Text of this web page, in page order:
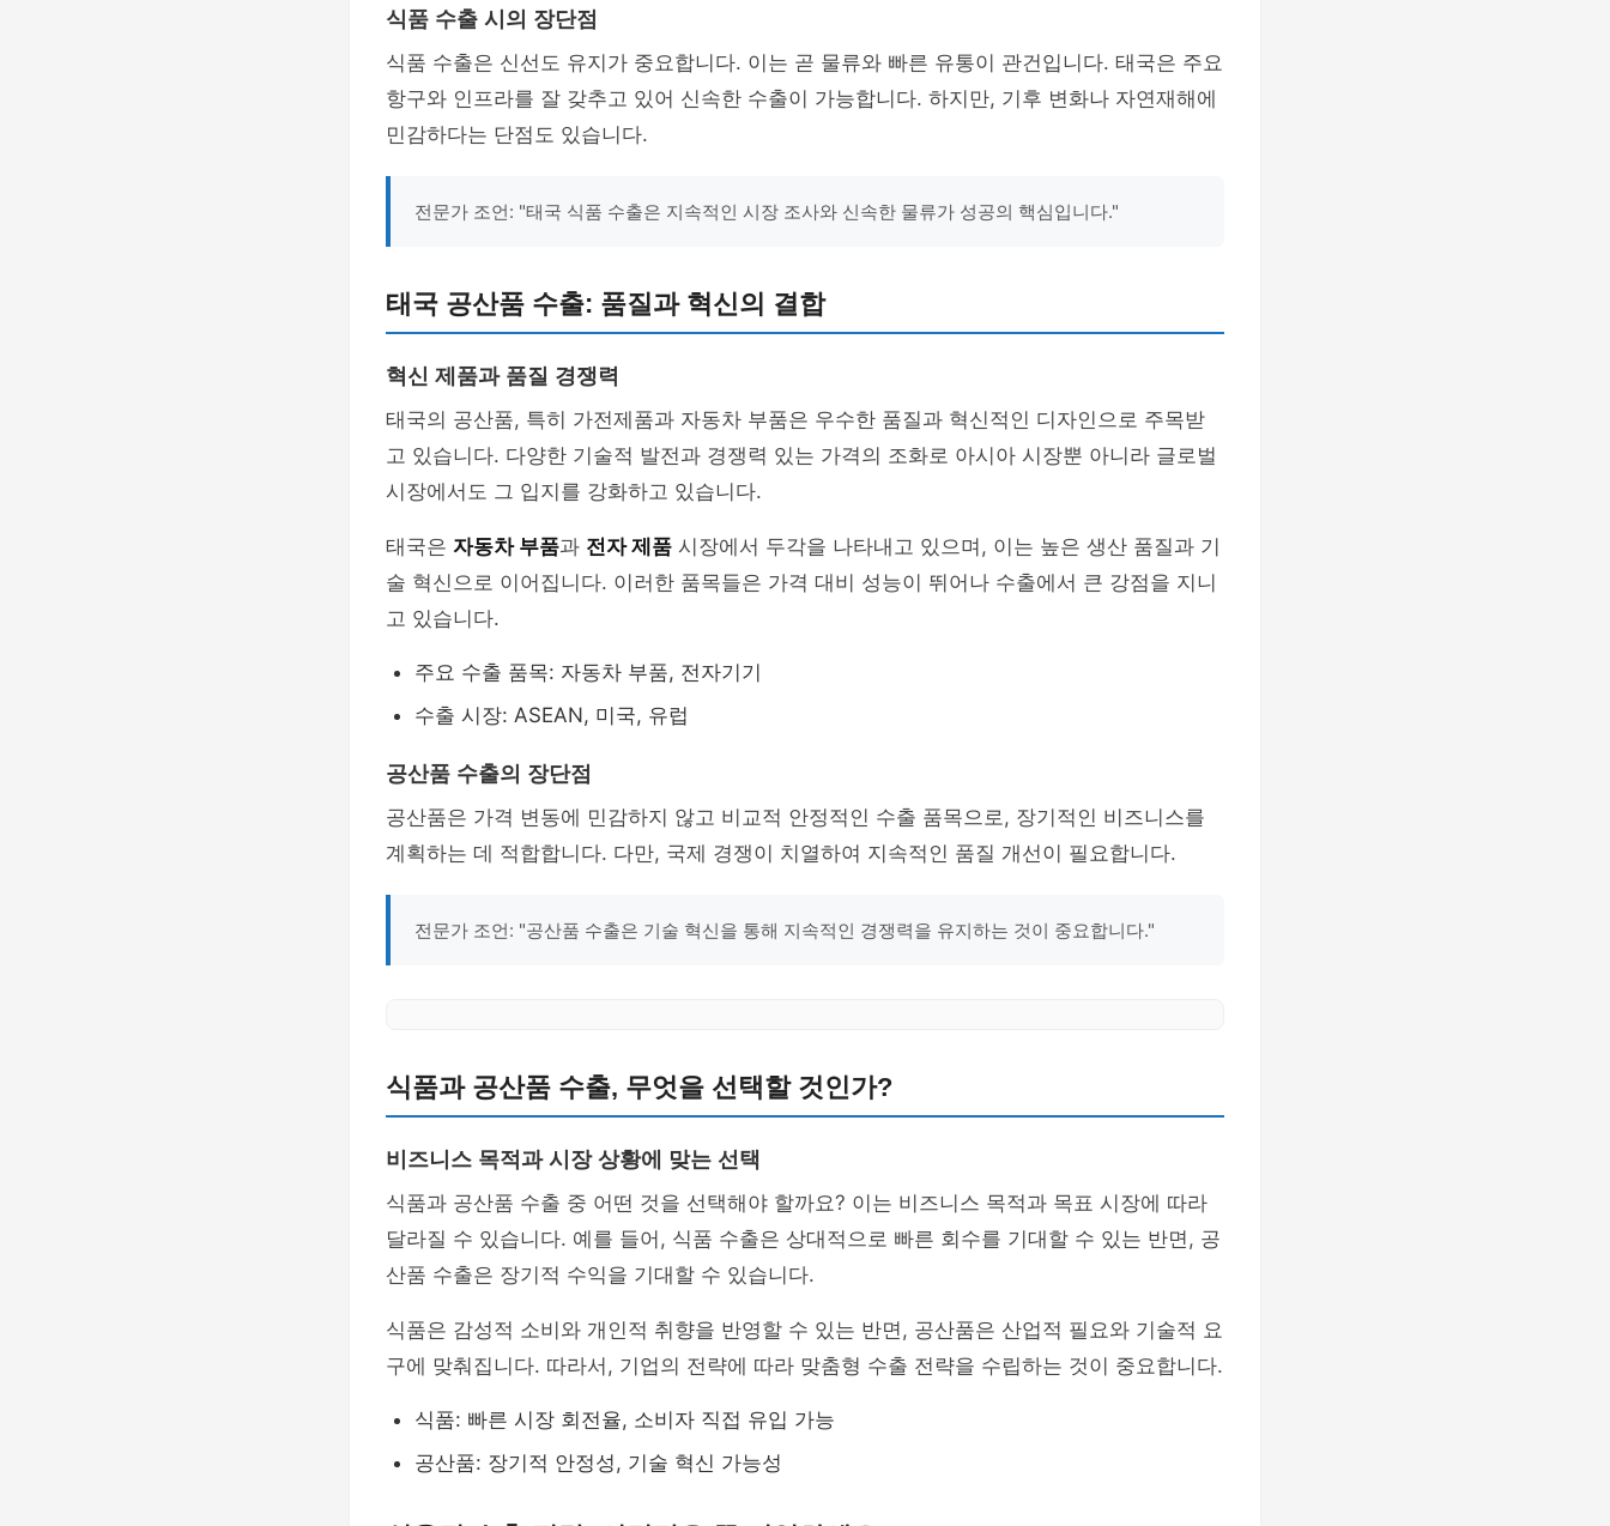
식품 수출 시의 장단점
식품 수출은 신선도 유지가 중요합니다. 이는 곧 물류와 빠른 유통이 관건입니다. 태국은 주요
항구와 인프라를 잘 갖추고 있어 신속한 수출이 가능합니다. 하지만, 기후 변화나 자연재해에
민감하다는 단점도 있습니다.
전문가 조언: "태국 식품 수출은 지속적인 시장 조사와 신속한 물류가 성공의 핵심입니다."
태국 공산품 수출: 품질과 혁신의 결합
혁신 제품과 품질 경쟁력
태국의 공산품, 특히 가전제품과 자동차 부품은 우수한 품질과 혁신적인 디자인으로 주목받
고 있습니다. 다양한 기술적 발전과 경쟁력 있는 가격의 조화로 아시아 시장뿐 아니라 글로벌
시장에서도 그 입지를 강화하고 있습니다.
태국은 자동차 부품과 전자 제품 시장에서 두각을 나타내고 있으며, 이는 높은 생산 품질과 기
술 혁신으로 이어집니다. 이러한 품목들은 가격 대비 성능이 뛰어나 수출에서 큰 강점을 지니
고 있습니다.
주요 수출 품목: 자동차 부품, 전자기기
수출 시장: ASEAN, 미국, 유럽
공산품 수출의 장단점
공산품은 가격 변동에 민감하지 않고 비교적 안정적인 수출 품목으로, 장기적인 비즈니스를
계획하는 데 적합합니다. 다만, 국제 경쟁이 치열하여 지속적인 품질 개선이 필요합니다.
전문가 조언: "공산품 수출은 기술 혁신을 통해 지속적인 경쟁력을 유지하는 것이 중요합니다."
식품과 공산품 수출, 무엇을 선택할 것인가?
비즈니스 목적과 시장 상황에 맞는 선택
식품과 공산품 수출 중 어떤 것을 선택해야 할까요? 이는 비즈니스 목적과 목표 시장에 따라
달라질 수 있습니다. 예를 들어, 식품 수출은 상대적으로 빠른 회수를 기대할 수 있는 반면, 공
산품 수출은 장기적 수익을 기대할 수 있습니다.
식품은 감성적 소비와 개인적 취향을 반영할 수 있는 반면, 공산품은 산업적 필요와 기술적 요
구에 맞춰집니다. 따라서, 기업의 전략에 따라 맞춤형 수출 전략을 수립하는 것이 중요합니다.
식품: 빠른 시장 회전율, 소비자 직접 유입 가능
공산품: 장기적 안정성, 기술 혁신 가능성